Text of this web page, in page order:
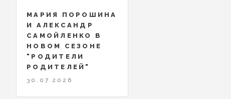
МАРИЯ ПОРОШИНА
И АЛЕКСАНДР
САМОЙЛЕНКО В
НОВОМ СЕЗОНЕ
"РОДИТЕЛИ
РОДИТЕЛЕЙ"
30.07.2026